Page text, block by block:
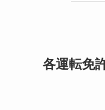
各運転免